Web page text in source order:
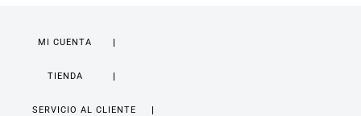
MI CUENTA
TIENDA
SERVICIO AL CLIENTE